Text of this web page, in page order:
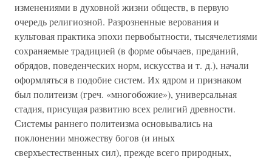
изменениями в духовной жизни обществ, в первую
очередь религиозной. Разрозненные верования и
культовая практика эпохи первобытности, тысячелетиями
сохраняемые традицией (в форме обычаев, преданий,
обрядов, поведенческих норм, искусства и т. д.), начали
оформляться в подобие систем. Их ядром и признаком
был политеизм (греч. «многобожие»), универсальная
стадия, присущая развитию всех религий древности.
Системы раннего политеизма основывались на
поклонении множеству богов (и иных
сверхъестественных сил), прежде всего природных,